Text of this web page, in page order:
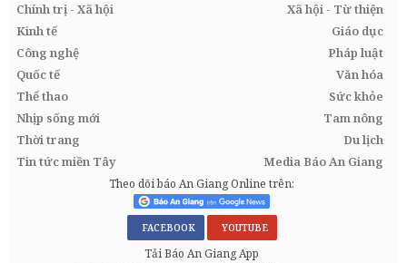
Chính trị - Xã hội
Xã hội - Từ thiện
Kinh tế
Giáo dục
Công nghệ
Pháp luật
Quốc tế
Văn hóa
Thể thao
Sức khỏe
Nhịp sống mới
Tam nông
Thời trang
Du lịch
Tin tức miền Tây
Media Báo An Giang
Theo dõi báo An Giang Online trên:
FACEBOOK YOUTUBE
Tải Báo An Giang App